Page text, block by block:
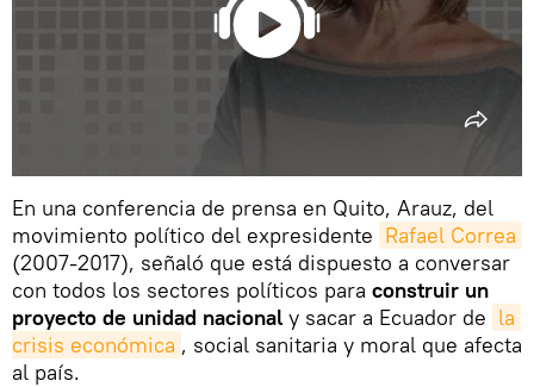
En una conferencia de prensa en Quito, Arauz, del
movimiento político del expresidente Rafael Correa
(2007-2017), señaló que está dispuesto a conversar
con todos los sectores políticos para construir un
proyecto de unidad nacional y sacar a Ecuador de la
crisis económica , social sanitaria y moral que afecta
al país.